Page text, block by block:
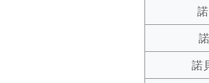
諾